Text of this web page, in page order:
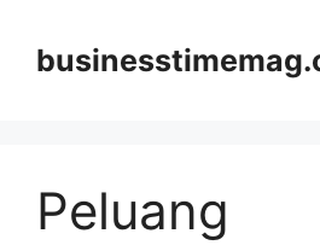
content
Peluang